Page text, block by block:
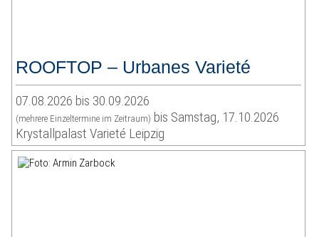
ROOFTOP – Urbanes Varieté
07.08.2026 bis 30.09.2026
(mehrere Einzeltermine im Zeitraum) bis Samstag, 17.10.2026
Krystallpalast Varieté Leipzig